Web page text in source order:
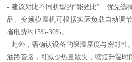
- 建议对比不同机型的“能效比”，优先选
品。变频模温机可根据实际负载自动调
省电费约15%-30%。
- 此外，需确认设备的保温厚度与密封性
油路管路，可减少热量散失，缩短升温时